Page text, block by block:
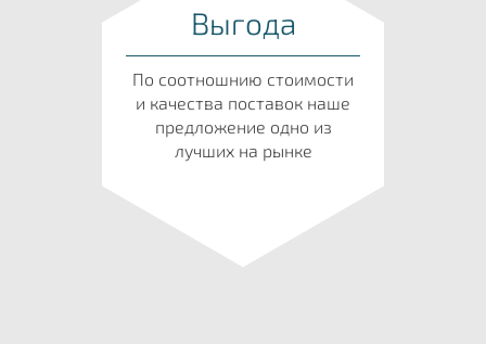
Выгода
По соотношнию стоимости
и качества поставок наше
предложение одно из
лучших на рынке